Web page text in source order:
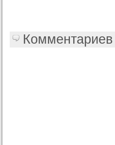
Комментариев